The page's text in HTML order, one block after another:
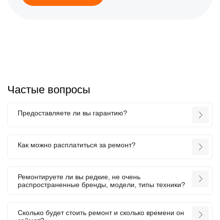
Частые вопросы
Предоставляете ли вы гарантию?
Как можно расплатиться за ремонт?
Ремонтируете ли вы редкие, не очень
распространенные бренды, модели, типы техники?
Сколько будет стоить ремонт и сколько времени он